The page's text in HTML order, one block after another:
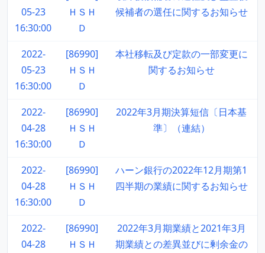
05-23
16:30:00
ＨＳＨ
Ｄ
候補者の選任に関するお知らせ
2022-
05-23
16:30:00
[86990]
ＨＳＨ
Ｄ
本社移転及び定款の一部変更に
関するお知らせ
2022-
04-28
16:30:00
[86990]
ＨＳＨ
Ｄ
2022年3月期決算短信〔日本基
準〕（連結）
2022-
04-28
16:30:00
[86990]
ＨＳＨ
Ｄ
ハーン銀行の2022年12月期第1
四半期の業績に関するお知らせ
2022-
04-28
[86990]
ＨＳＨ
2022年3月期業績と2021年3月
期業績との差異並びに剰余金の